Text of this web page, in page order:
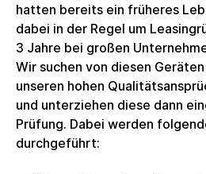
hatten bereits ein früheres
dabei in der Regel um
3 Jahre bei großen
Wir suchen von diesen
unseren hohen
und unterziehen diese dann
Prüfung. Dabei werden
durchgeführt: